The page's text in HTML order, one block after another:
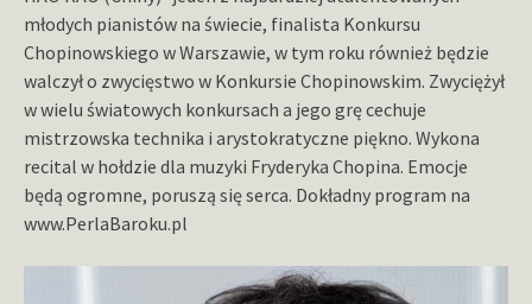
młodych pianistów na świecie, finalista Konkursu
Chopinowskiego w Warszawie, w tym roku również będzie
walczył o zwycięstwo w Konkursie Chopinowskim. Zwyciężył
w wielu światowych konkursach a jego grę cechuje
mistrzowska technika i arystokratyczne piękno. Wykona
recital w hołdzie dla muzyki Fryderyka Chopina. Emocje
będą ogromne, poruszą się serca. Dokładny program na
www.PerlaBaroku.pl